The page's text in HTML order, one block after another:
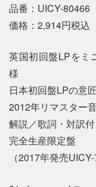
品番：UICY-80466
価格：2,914円税込
英国初回盤LPをミ
様
日本初回盤LPの意
2012年リマスター
解説／歌詞・対訳付
完全生産限定盤
（2017年発売